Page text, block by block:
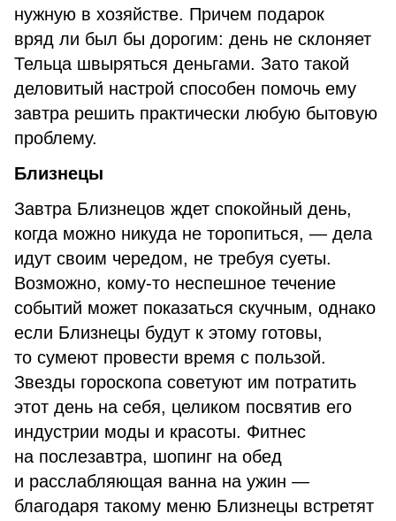
нужную в хозяйстве. Причем подарок
вряд ли был бы дорогим: день не склоняет
Тельца швыряться деньгами. Зато такой
деловитый настрой способен помочь ему
завтра решить практически любую бытовую
проблему.
Близнецы
Завтра Близнецов ждет спокойный день,
когда можно никуда не торопиться, — дела
идут своим чередом, не требуя суеты.
Возможно, кому-то неспешное течение
событий может показаться скучным, однако
если Близнецы будут к этому готовы,
то сумеют провести время с пользой.
Звезды гороскопа советуют им потратить
этот день на себя, целиком посвятив его
индустрии моды и красоты. Фитнес
на послезавтра, шопинг на обед
и расслабляющая ванна на ужин —
благодаря такому меню Близнецы встретят